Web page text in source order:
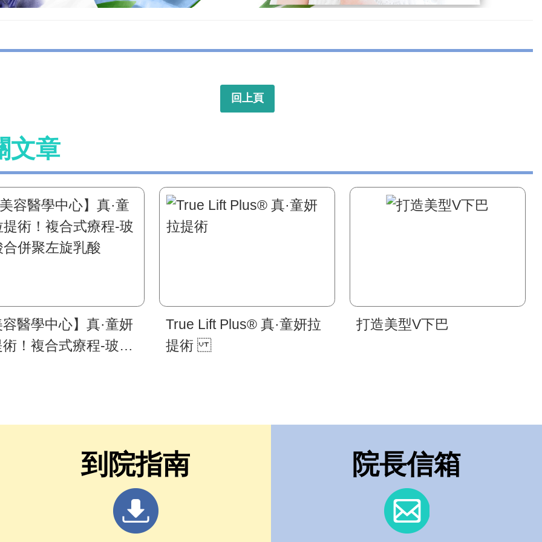
回上頁
文章
醫學中心】真·童妍
！複合式療程-玻尿
True Lift Plus® 真·童妍拉
提術
打造美型V下巴
到院指南 院長信箱